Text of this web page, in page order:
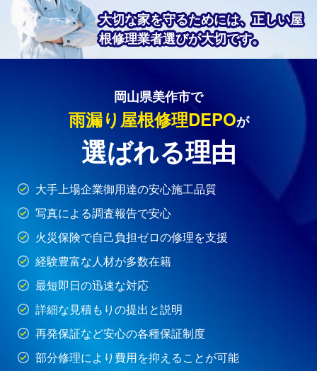
大切な家を守るためには、正しい屋
根修理業者選びが大切です。
岡山県美作市で
雨漏り屋根修理DEPOが
選ばれる理由
大手上場企業御用達の安心施工品質
写真による調査報告で安心
火災保険で自己負担ゼロの修理を支援
経験豊富な人材が多数在籍
最短即日の迅速な対応
詳細な見積もりの提出と説明
再発保証など安心の各種保証制度
部分修理により費用を抑えることが可能